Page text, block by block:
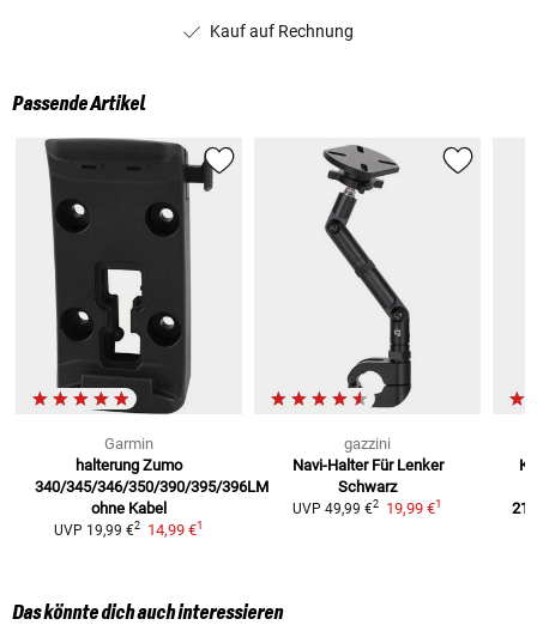
Kauf auf Rechnung
Passende Artikel
Garmin
halterung Zumo
340/345/346/350/390/395/396LM
ohne Kabel
UVP 19,99 €2 14,99 €1
gazzini
Navi-Halter Für Lenker
Schwarz
UVP 49,99 €2 19,99 €1
Das könnte dich auch interessieren